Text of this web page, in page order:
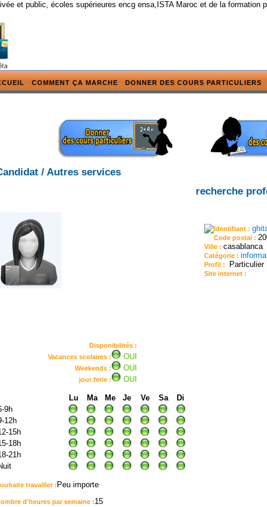
et public, écoles supérieures encg ensa,ISTA Maroc et de la
COMMENT ÇA MARCHE DONNER DES COURS PARTICULIERS
/ Autres services
recherche
Identifiant :
Code postal :
Ville :casablanca
Catégorie :
Profil : Particulier
Site internet :
Disponibilités :
Vacances scolaires :
OUI
Weekends : OUI
jour ferie : OUI
Lu Ma Me Je Ve Sa
Di
9h
12h
15h
18h
21h
travailler : Peu importe
d'heures par semaine :15